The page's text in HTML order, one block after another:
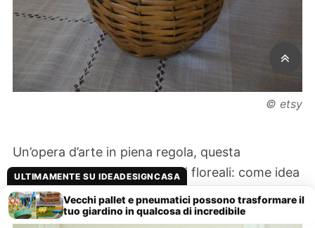
© etsy
Un’opera d’arte in piena regola, questa
damigiana vintage con motivi floreali: come idea
regalo è perfetta!
ULTIMAMENTE SU IDEADESIGNCASA
Vecchi pallet e pneumatici possono trasformare il
tuo giardino in qualcosa di incredibile